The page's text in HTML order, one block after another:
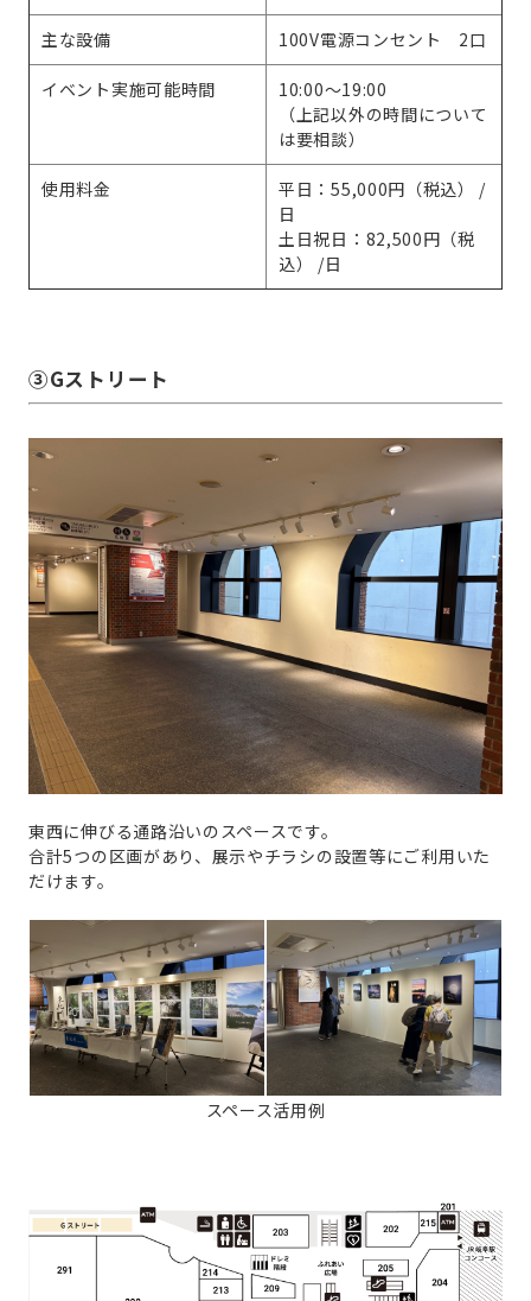
主な設備 100V電源コンセント 2口
イベント実施可能時間
10:00～19:00
（上記以外の時間について
は要相談）
使用料金
平日：55,000円（税込） /
日
土日祝日：82,500円（税
込） /日
➂Gストリート
東西に伸びる通路沿いのスペースです。
合計5つの区画があり、展示やチラシの設置等にご利用いた
だけます。
スペース活用例